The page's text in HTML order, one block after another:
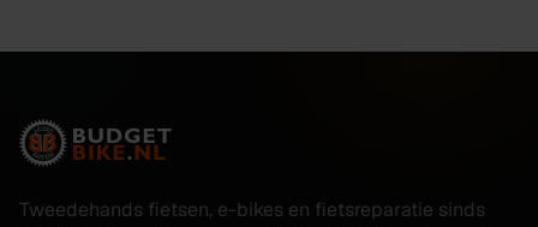
Tweedehands fietsen, e-bikes en fietsreparatie sinds